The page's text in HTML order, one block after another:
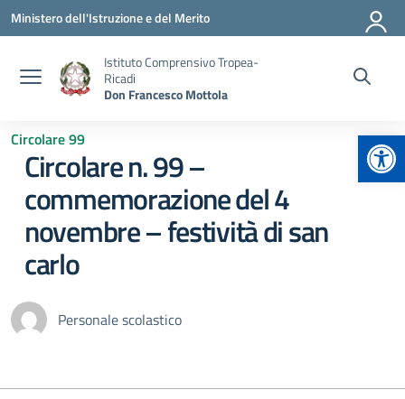
Vai ai contenuti
Vai al menu di navigazione
Vai al footer
Ministero dell'Istruzione e del Merito
Istituto Comprensivo Tropea-
Ricadi
Don Francesco Mottola
Circolare 99
Circolare n. 99 –
commemorazione del 4
novembre – festività di san
carlo
Personale scolastico